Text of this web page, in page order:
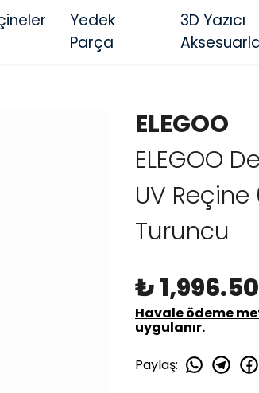
Yedek
Parça
3D Yazıcı
ELEGOO
ELEGOO
UV
Turuncu
₺ 1,996.50
Havale ödeme
uygulanır.
Paylaş: